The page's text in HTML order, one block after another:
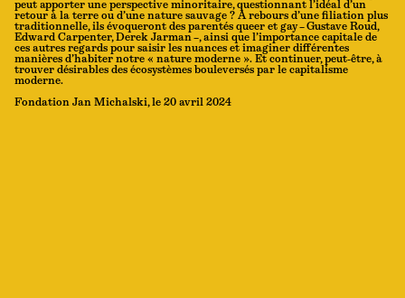
peut apporter une perspective minoritaire, questionnant l’idéal d’un
retour à la terre ou d’une nature sauvage ? À rebours d’une filiation plus
traditionnelle, ils évoqueront des parentés queer et gay – Gustave Roud,
Edward Carpenter, Derek Jarman –, ainsi que l’importance capitale de
ces autres regards pour saisir les nuances et imaginer différentes
manières d’habiter notre « nature moderne ». Et continuer, peut-être, à
trouver désirables des écosystèmes bouleversés par le capitalisme
moderne.
Fondation Jan Michalski, le 20 avril 2024